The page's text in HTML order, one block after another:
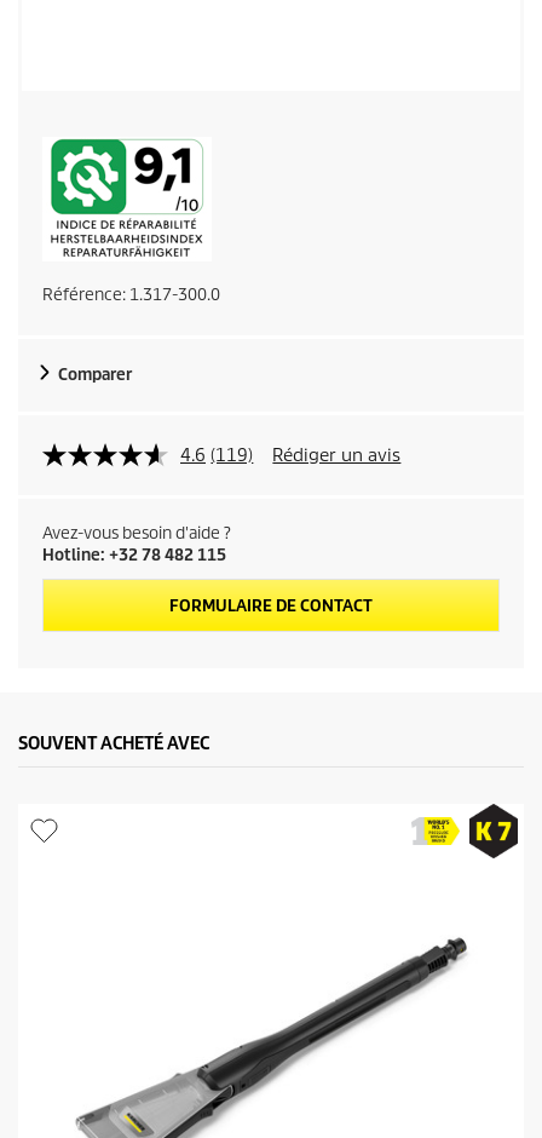
Référence: 1.317-300.0
Comparer
4.6 (119) Rédiger un avis
Avez-vous besoin d'aide ?
Hotline: +32 78 482 115
FORMULAIRE DE CONTACT
SOUVENT ACHETÉ AVEC